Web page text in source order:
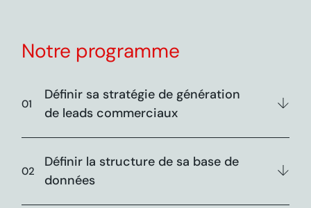
Notre programme
Définir sa stratégie de génération
de leads commerciaux
Définir la structure de sa base de
données